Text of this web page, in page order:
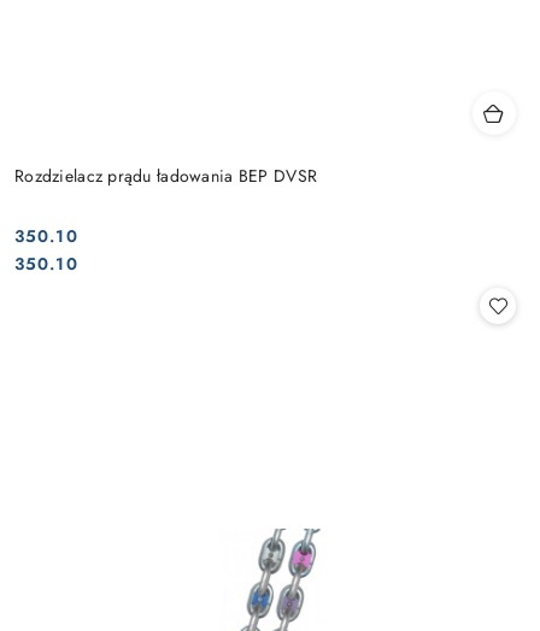
Rozdzielacz prądu ładowania BEP DVSR
Cena:
350.10
Cena:
350.10